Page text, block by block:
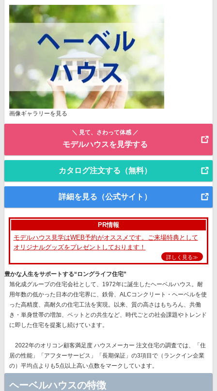
画像ギャラリーを見る
＼ 見て、さわって体感 ／
モデルハウスを見学する
カタログ注文する（無料）
詳細を見る（公式サイト）
PR情報
モデルハウス見学はWEB予約がオススメです。ご来場特典として
オリジナルグッズをプレゼントしております！
詳しく見る≫
豊かな人生をサポートする“ロングライフ住宅”
旭化成グループの住宅会社として、1972年に誕生したヘーベルハウス。耐
用年数の低かった日本の住宅界に、鉄骨、ALCコンクリート・ヘーベルを使
った高精度、高耐久の住宅工法を実現。以来、質の高さはもちろん、共働
き・単身世帯の増加、ペットとの共生など、時代ごとの社会課題やトレンド
に即した住宅を提案し続けています。
2022年のオリコン顧客満足度 ハウスメーカー 注文住宅の調査では、
「住
居の性能」「アフターサービス」「長期保証」 の3項目で（ランクイン企業
の）平均点よりも5点以上高い点数をマークしています。
ヘーベルハウスの特徴